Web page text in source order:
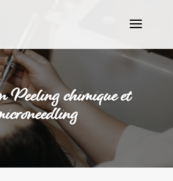
Peeling chimique et